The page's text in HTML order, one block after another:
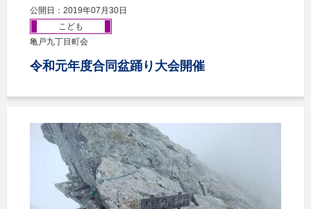
公開日：2019年07月30日
こども
亀戸九丁目町会
令和元年度合同盆踊り大会開催